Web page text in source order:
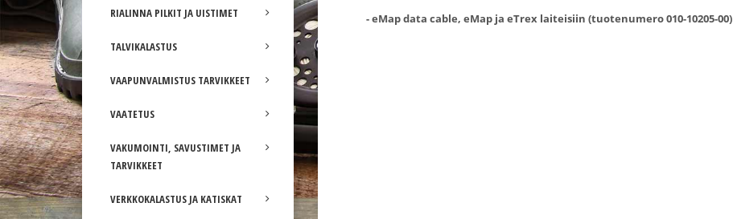
RIALINNA PILKIT JA UISTIMET
TALVIKALASTUS
VAAPUNVALMISTUS TARVIKKEET
VAATETUS
VAKUMOINTI, SAVUSTIMET JA
TARVIKKEET
VERKKOKALASTUS JA KATISKAT
- eMap data cable, eMap ja eTrex laiteisiin (tuotenumero 010-10205-00)